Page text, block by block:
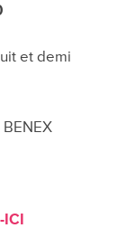
et demi
ICI